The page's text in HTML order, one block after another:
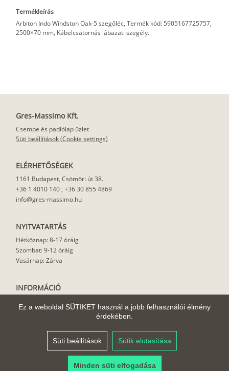
Ez a weboldal SÜTIKET használ a jobb felhasználói élmény
érdekében.
Süti beállítások Sütik elutasítása
Minden süti elfogadása
Termékleírás
Arbiton Indo Windston Oak-5 szegőléc, Termék kód: 5905167725757,
2500×70 mm, Kábelcsatornás lábazati szegély.
Gres-Massimo Kft.
Csempe és padlólap üzlet
Süti beállítások (Cookie settings)
ELÉRHETŐSÉGEK
1161 Budapest, Csömöri út 38.
+36 1 4010 140, +36 30 855 4869
info@gres-massimo.hu
NYITVATARTÁS
Hétköznap: 8-17 óráig
Szombat: 9-12 óráig
Vasárnap: Zárva
INFORMÁCIÓ
Felhasználási javaslat